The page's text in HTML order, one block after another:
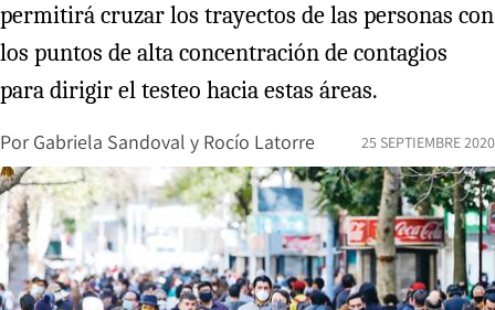
permitirá cruzar los trayectos de las personas con
los puntos de alta concentración de contagios
para dirigir el testeo hacia estas áreas.
Por Gabriela Sandoval y Rocío Latorre 25 SEPTIEMBRE 2020